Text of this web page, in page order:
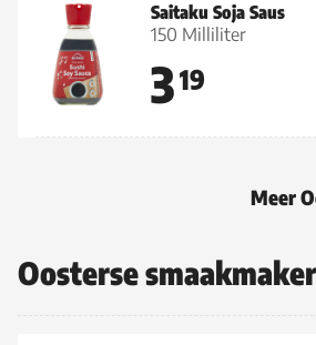
Saitaku Soja Saus
150 Milliliter
319
Meer
Oosterse